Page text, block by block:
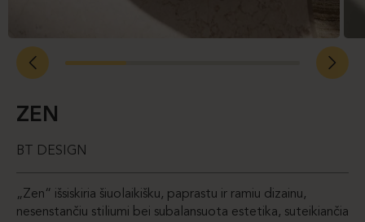
ZEN
BT DESIGN
„Zen“ išsiskiria šiuolaikišku, paprastu ir ramiu dizainu,
nesenstančiu stiliumi bei subalansuota estetika, suteikiančia